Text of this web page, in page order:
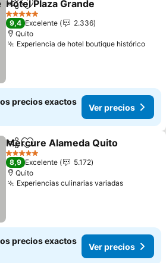
CompartirAgregar a favoritos
Hotel Plaza Grande
5 Estrellas
9,4 Excelente
2.336
Quito
Experiencia de hotel boutique histórico
precios exactos
Ver precios
CompartirAgregar a favoritos
Mercure Alameda Quito
5 Estrellas
8,9 Excelente
5.172
Quito
Experiencias culinarias variadas
precios exactos
Ver precios